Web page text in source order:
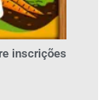
inscrições